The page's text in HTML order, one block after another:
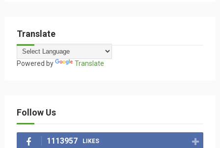
Translate
Powered by Translate
Follow Us
1113957 LIKES